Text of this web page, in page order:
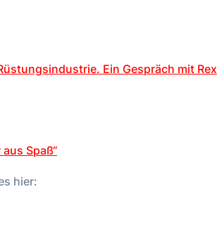
Ein Gespräch mit Rex
Spaß“
hier: